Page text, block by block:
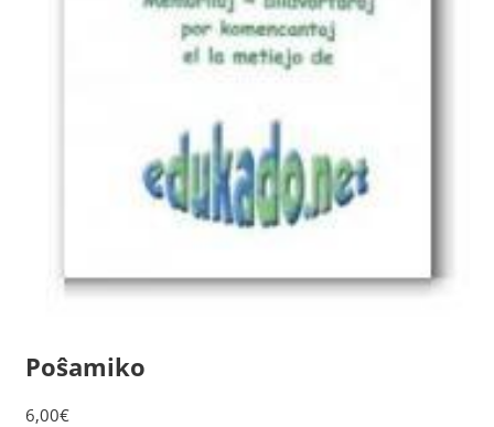
Poŝamiko
6,00€